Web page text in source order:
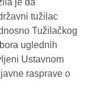
je da
tužilac
Tužilačkog
uglednih
Ustavnom
rasprave o